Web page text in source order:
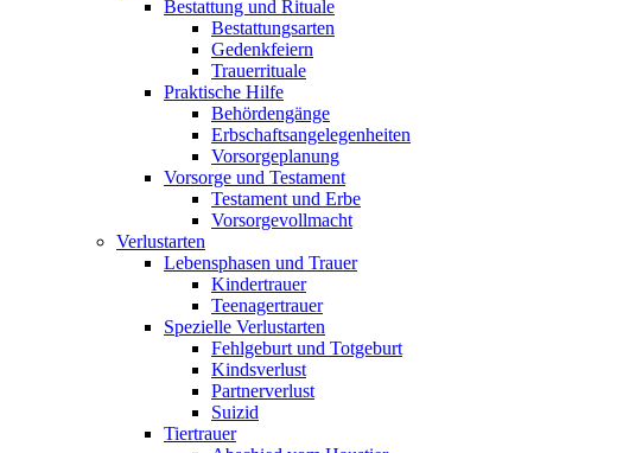
Bestattung und Rituale
Bestattungsarten
Gedenkfeiern
Trauerrituale
Praktische Hilfe
Behördengänge
Erbschaftsangelegenheiten
Vorsorgeplanung
Vorsorge und Testament
Testament und Erbe
Vorsorgevollmacht
Verlustarten
Lebensphasen und Trauer
Kindertrauer
Teenagertrauer
Spezielle Verlustarten
Fehlgeburt und Totgeburt
Kindsverlust
Partnerverlust
Suizid
Tiertrauer